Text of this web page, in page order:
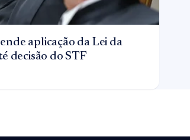
aplicação da Lei da
decisão do STF